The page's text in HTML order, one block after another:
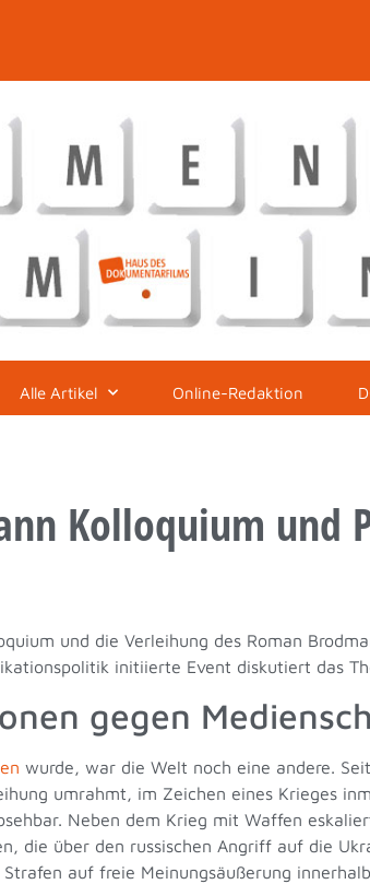
Alle Artikel Online-Redaktion
Kolloquium und
und die Verleihung des Roman
initiierte Event diskutiert das
gegen
wurde, war die Welt noch eine andere.
umrahmt, im Zeichen eines Krieges
Neben dem Krieg mit Waffen
die über den russischen Angriff auf die
auf freie Meinungsäußerung